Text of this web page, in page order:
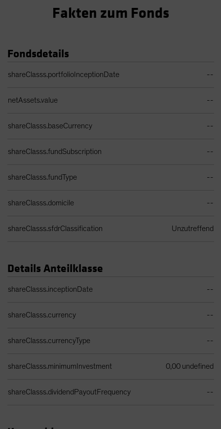
Fakten zum Fonds
Fondsdetails
shareClasss.portfolioInceptionDate --
netAssets.value --
shareClasss.baseCurrency --
shareClasss.fundSubscription --
shareClasss.fundType --
shareClasss.domicile --
shareClasss.sfdrClassification Unzutreffend
Details Anteilklasse
shareClasss.inceptionDate --
shareClasss.currency --
shareClasss.currencyType --
shareClasss.minimumInvestment 0,00 undefined
shareClasss.dividendPayoutFrequency --